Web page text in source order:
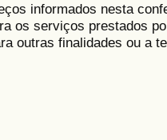
informados nesta
os serviços prestados
outras finalidades ou a